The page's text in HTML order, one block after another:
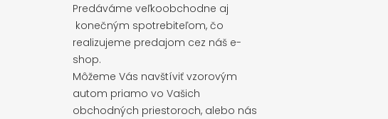
Predáváme veľkoobchodne aj
konečným spotrebiteľom, čo
realizujeme predajom cez náš e-
shop.
Môžeme Vás navštíviť vzorovým
autom priamo vo Vašich
obchodných priestoroch, alebo nás